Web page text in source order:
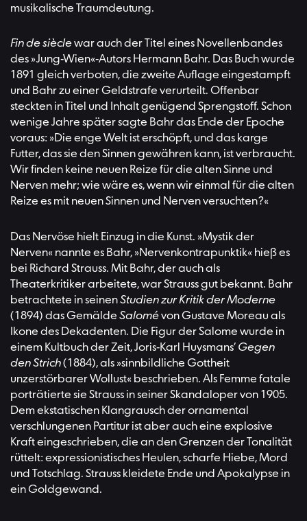
musikalische Traumdeutung.
Fin de sièclewar auch der Titel eines Novellenbandes
des »Jung-Wien«-Autors Hermann Bahr. Das Buch wurde
1891 gleich verboten, die zweite Auflage eingestampft
und Bahr zu einer Geldstrafe verurteilt. Offenbar
steckten in Titel und Inhalt genügend Sprengstoff. Schon
wenige Jahre später sagte Bahr das Ende der Epoche
voraus: »Die enge Welt ist erschöpft, und das karge
Futter, das sie den Sinnen gewähren kann, ist verbraucht.
Wir finden keine neuen Reize für die alten Sinne und
Nerven mehr; wie wäre es, wenn wir einmal für die alten
Reize es mit neuen Sinnen und Nerven versuchten?«
Das Nervöse hielt Einzug in die Kunst. »Mystik der
Nerven« nannte es Bahr, »Nervenkontrapunktik« hieß es
bei Richard Strauss. Mit Bahr, der auch als
Theaterkritiker arbeitete, war Strauss gut bekannt. Bahr
betrachtete in seinenStudien zur Kritik der Moderne
(1894) das Gemälde Salomévon Gustave Moreau als
Ikone des Dekadenten. Die Figur der Salome wurde in
einem Kultbuch der Zeit, Joris-Karl Huysmans’ Gegen
den Strich(1884), als »sinnbildliche Gottheit
unzerstörbarer Wollust« beschrieben. Als Femme fatale
porträtierte sie Strauss in seiner Skandaloper von 1905.
Dem ekstatischen Klangrausch der ornamental
verschlungenen Partitur ist aber auch eine explosive
Kraft eingeschrieben, die an den Grenzen der Tonalität
rüttelt: expressionistisches Heulen, scharfe Hiebe, Mord
und Totschlag. Strauss kleidete Ende und Apokalypse in
ein Goldgewand.